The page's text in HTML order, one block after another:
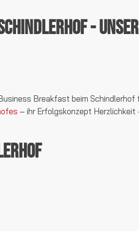
-
Breakfast beim Schindlerhof
– ihr Erfolgskonzept Herzlichkeit